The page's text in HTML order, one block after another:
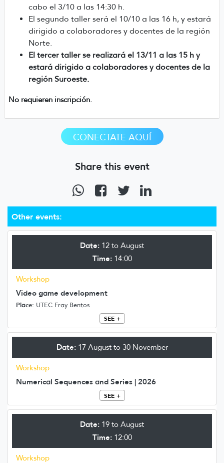
Other events:
Date: 12 to August
Time:14:00
Workshop
Video game development
Place: UTEC Fray Bentos
SEE +
Date:17 August to 30 November
Workshop
Numerical Sequences and Series | 2026
SEE +
Date: 19 to August
Time:12:00
Workshop
cabo el 3/10 a las 14:30 h.
El segundo taller será el 10/10 a las 16 h, y estará
dirigido a colaboradores y docentes de la región
Norte.
El tercer taller se realizará el 13/11 a las 15 h y
estará dirigido a colaboradores y docentes de la
región Suroeste.
No requieren inscripción.
CONECTATE AQUÍ
Share this event